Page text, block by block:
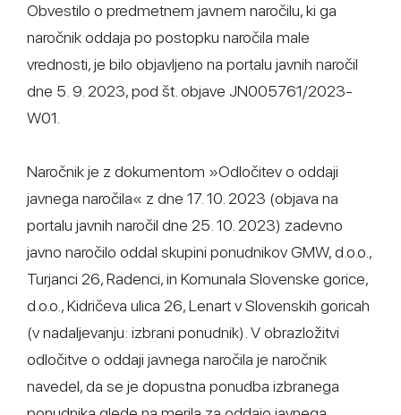
Obvestilo o predmetnem javnem naročilu, ki ga
naročnik oddaja po postopku naročila male
vrednosti, je bilo objavljeno na portalu javnih naročil
dne 5. 9. 2023, pod št. objave JN005761/2023-
W01.
Naročnik je z dokumentom »Odločitev o oddaji
javnega naročila« z dne 17. 10. 2023 (objava na
portalu javnih naročil dne 25. 10. 2023) zadevno
javno naročilo oddal skupini ponudnikov GMW, d.o.o.,
Turjanci 26, Radenci, in Komunala Slovenske gorice,
d.o.o., Kidričeva ulica 26, Lenart v Slovenskih goricah
(v nadaljevanju: izbrani ponudnik). V obrazložitvi
odločitve o oddaji javnega naročila je naročnik
navedel, da se je dopustna ponudba izbranega